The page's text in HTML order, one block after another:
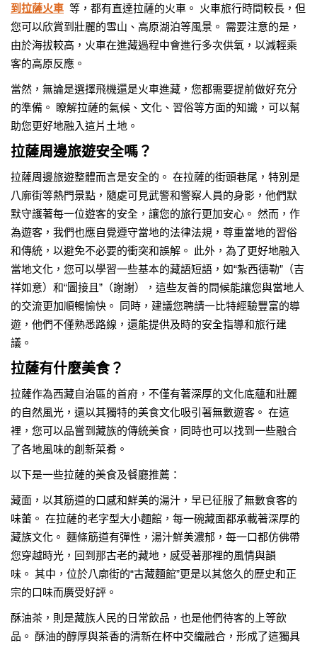
到拉薩火車 等，都有直達拉薩的火車。 火車旅行時間較長，但
您可以欣賞到壯麗的雪山、高原湖泊等風景。 需要注意的是，
由於海拔較高，火車在進藏過程中會進行多次供氧，以減輕乘
客的高原反應。
當然，無論是選擇飛機還是火車進藏，您都需要提前做好充分
的準備。 瞭解拉薩的氣候、文化、習俗等方面的知識，可以幫
助您更好地融入這片土地。
拉薩周邊旅遊安全嗎？
拉薩周邊旅遊整體而言是安全的。 在拉薩的街頭巷尾，特別是
八廓街等熱門景點，隨處可見武警和警察人員的身影，他們默
默守護著每一位遊客的安全，讓您的旅行更加安心。 然而，作
為遊客，我們也應自覺遵守當地的法律法規，尊重當地的習俗
和傳統，以避免不必要的衝突和誤解。 此外，為了更好地融入
當地文化，您可以學習一些基本的藏語短語，如“紮西德勒”（吉
祥如意）和“圖接且”（謝謝），這些友善的問候能讓您與當地人
的交流更加順暢愉快。 同時，建議您聘請一比特經驗豐富的導
遊，他們不僅熟悉路線，還能提供及時的安全指導和旅行建
議。
拉薩有什麼美食？
拉薩作為西藏自治區的首府，不僅有著深厚的文化底蘊和壯麗
的自然風光，還以其獨特的美食文化吸引著無數遊客。 在這
裡，您可以品嘗到藏族的傳統美食，同時也可以找到一些融合
了各地風味的創新菜肴。
以下是一些拉薩的美食及餐廳推薦：
藏面，以其筋道的口感和鮮美的湯汁，早已征服了無數食客的
味蕾。 在拉薩的老字型大小麵館，每一碗藏面都承載著深厚的
藏族文化。 麵條筋道有彈性，湯汁鮮美濃郁，每一口都仿佛帶
您穿越時光，回到那古老的藏地，感受著那裡的風情與韻
味。 其中，位於八廓街的“古藏麵館”更是以其悠久的歷史和正
宗的口味而廣受好評。
酥油茶，則是藏族人民的日常飲品，也是他們待客的上等飲
品。 酥油的醇厚與茶香的清新在杯中交織融合，形成了這獨具